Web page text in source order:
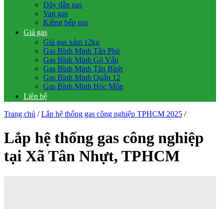
Dây dẫn gas
Van gas
Kiềng bếp gas
Giá gas
Giá gas xám 12kg
Gas Bình Minh Tân Phú
Gas Bình Minh Gò Vấp
Gas Bình Minh Tân Bình
Gas Bình Minh Quận 12
Gas Bình Minh Hóc Môn
Liên hệ
Trang chủ / Lắp hệ thống gas công nghiệp TPHCM 2025 /
Lắp hệ thống gas công nghiệp
tại Xã Tân Nhựt, TPHCM